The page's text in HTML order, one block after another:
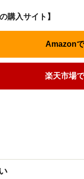
購入サイト】
Amazon
楽天市場